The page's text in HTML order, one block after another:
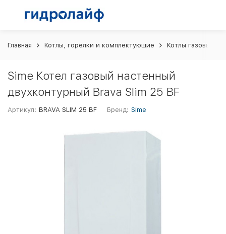
Главная Котлы, горелки и комплектующие Котлы газовые
Sime Котел газовый настенный
двухконтурный Brava Slim 25 BF
Артикул: BRAVA SLIM 25 BF Бренд: Sime